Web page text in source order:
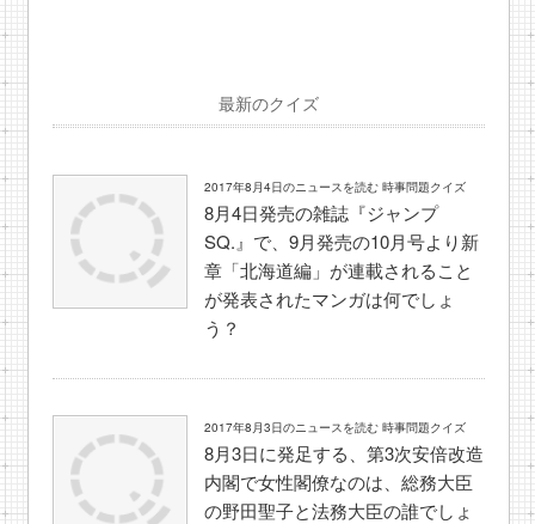
最新のクイズ
2017年8月4日のニュースを読む 時事問題クイズ
8月4日発売の雑誌『ジャンプ
SQ.』で、9月発売の10月号より新
章「北海道編」が連載されること
が発表されたマンガは何でしょ
う？
2017年8月3日のニュースを読む 時事問題クイズ
8月3日に発足する、第3次安倍改造
内閣で女性閣僚なのは、総務大臣
の野田聖子と法務大臣の誰でしょ